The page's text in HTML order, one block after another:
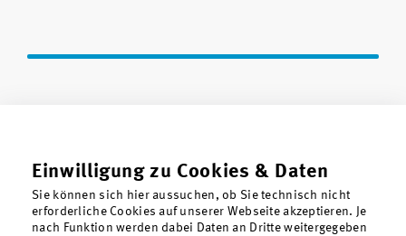
Einwilligung zu Cookies & Daten
Sie können sich hier aussuchen, ob Sie technisch nicht
erforderliche Cookies auf unserer Webseite akzeptieren. Je
nach Funktion werden dabei Daten an Dritte weitergegeben